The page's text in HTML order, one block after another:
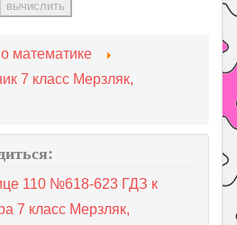
математике
7 класс Мерзляк,
110 №618-623 ГДЗ к
7 класс Мерзляк,